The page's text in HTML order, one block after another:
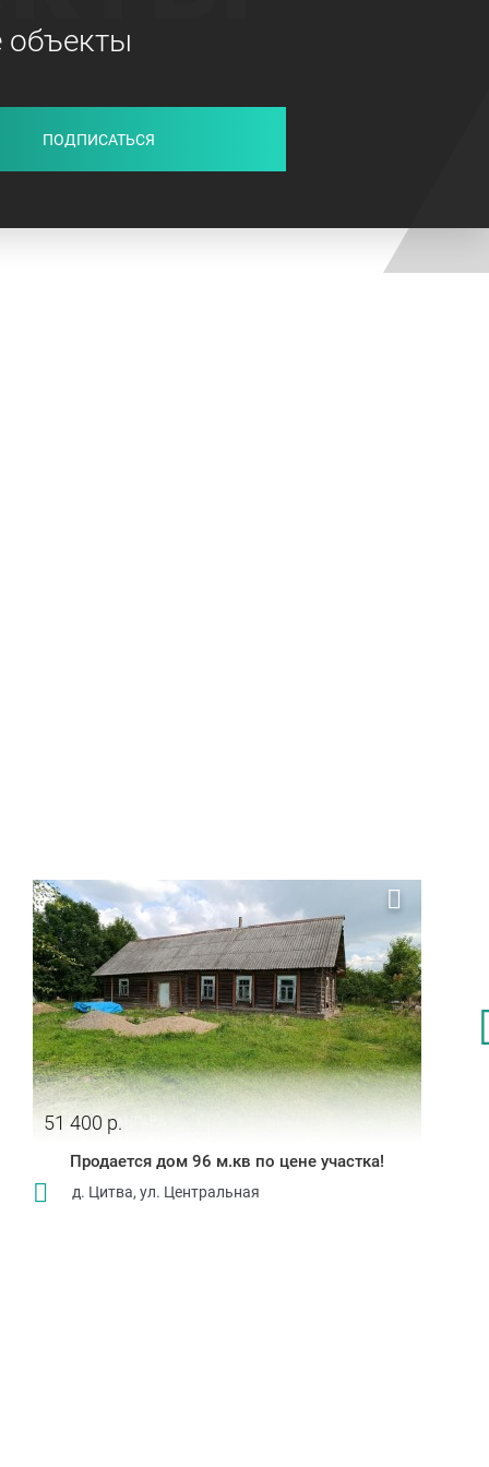
объекты
ПОДПИСАТЬСЯ
51 400 р.
Продается дом 96 м.кв по цене участка!
д. Цитва, ул. Центральная